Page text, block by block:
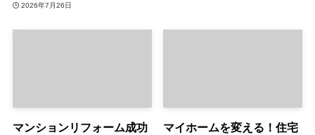
2026年7月26日
マンションリフォーム成功
マイホームを変える！住宅